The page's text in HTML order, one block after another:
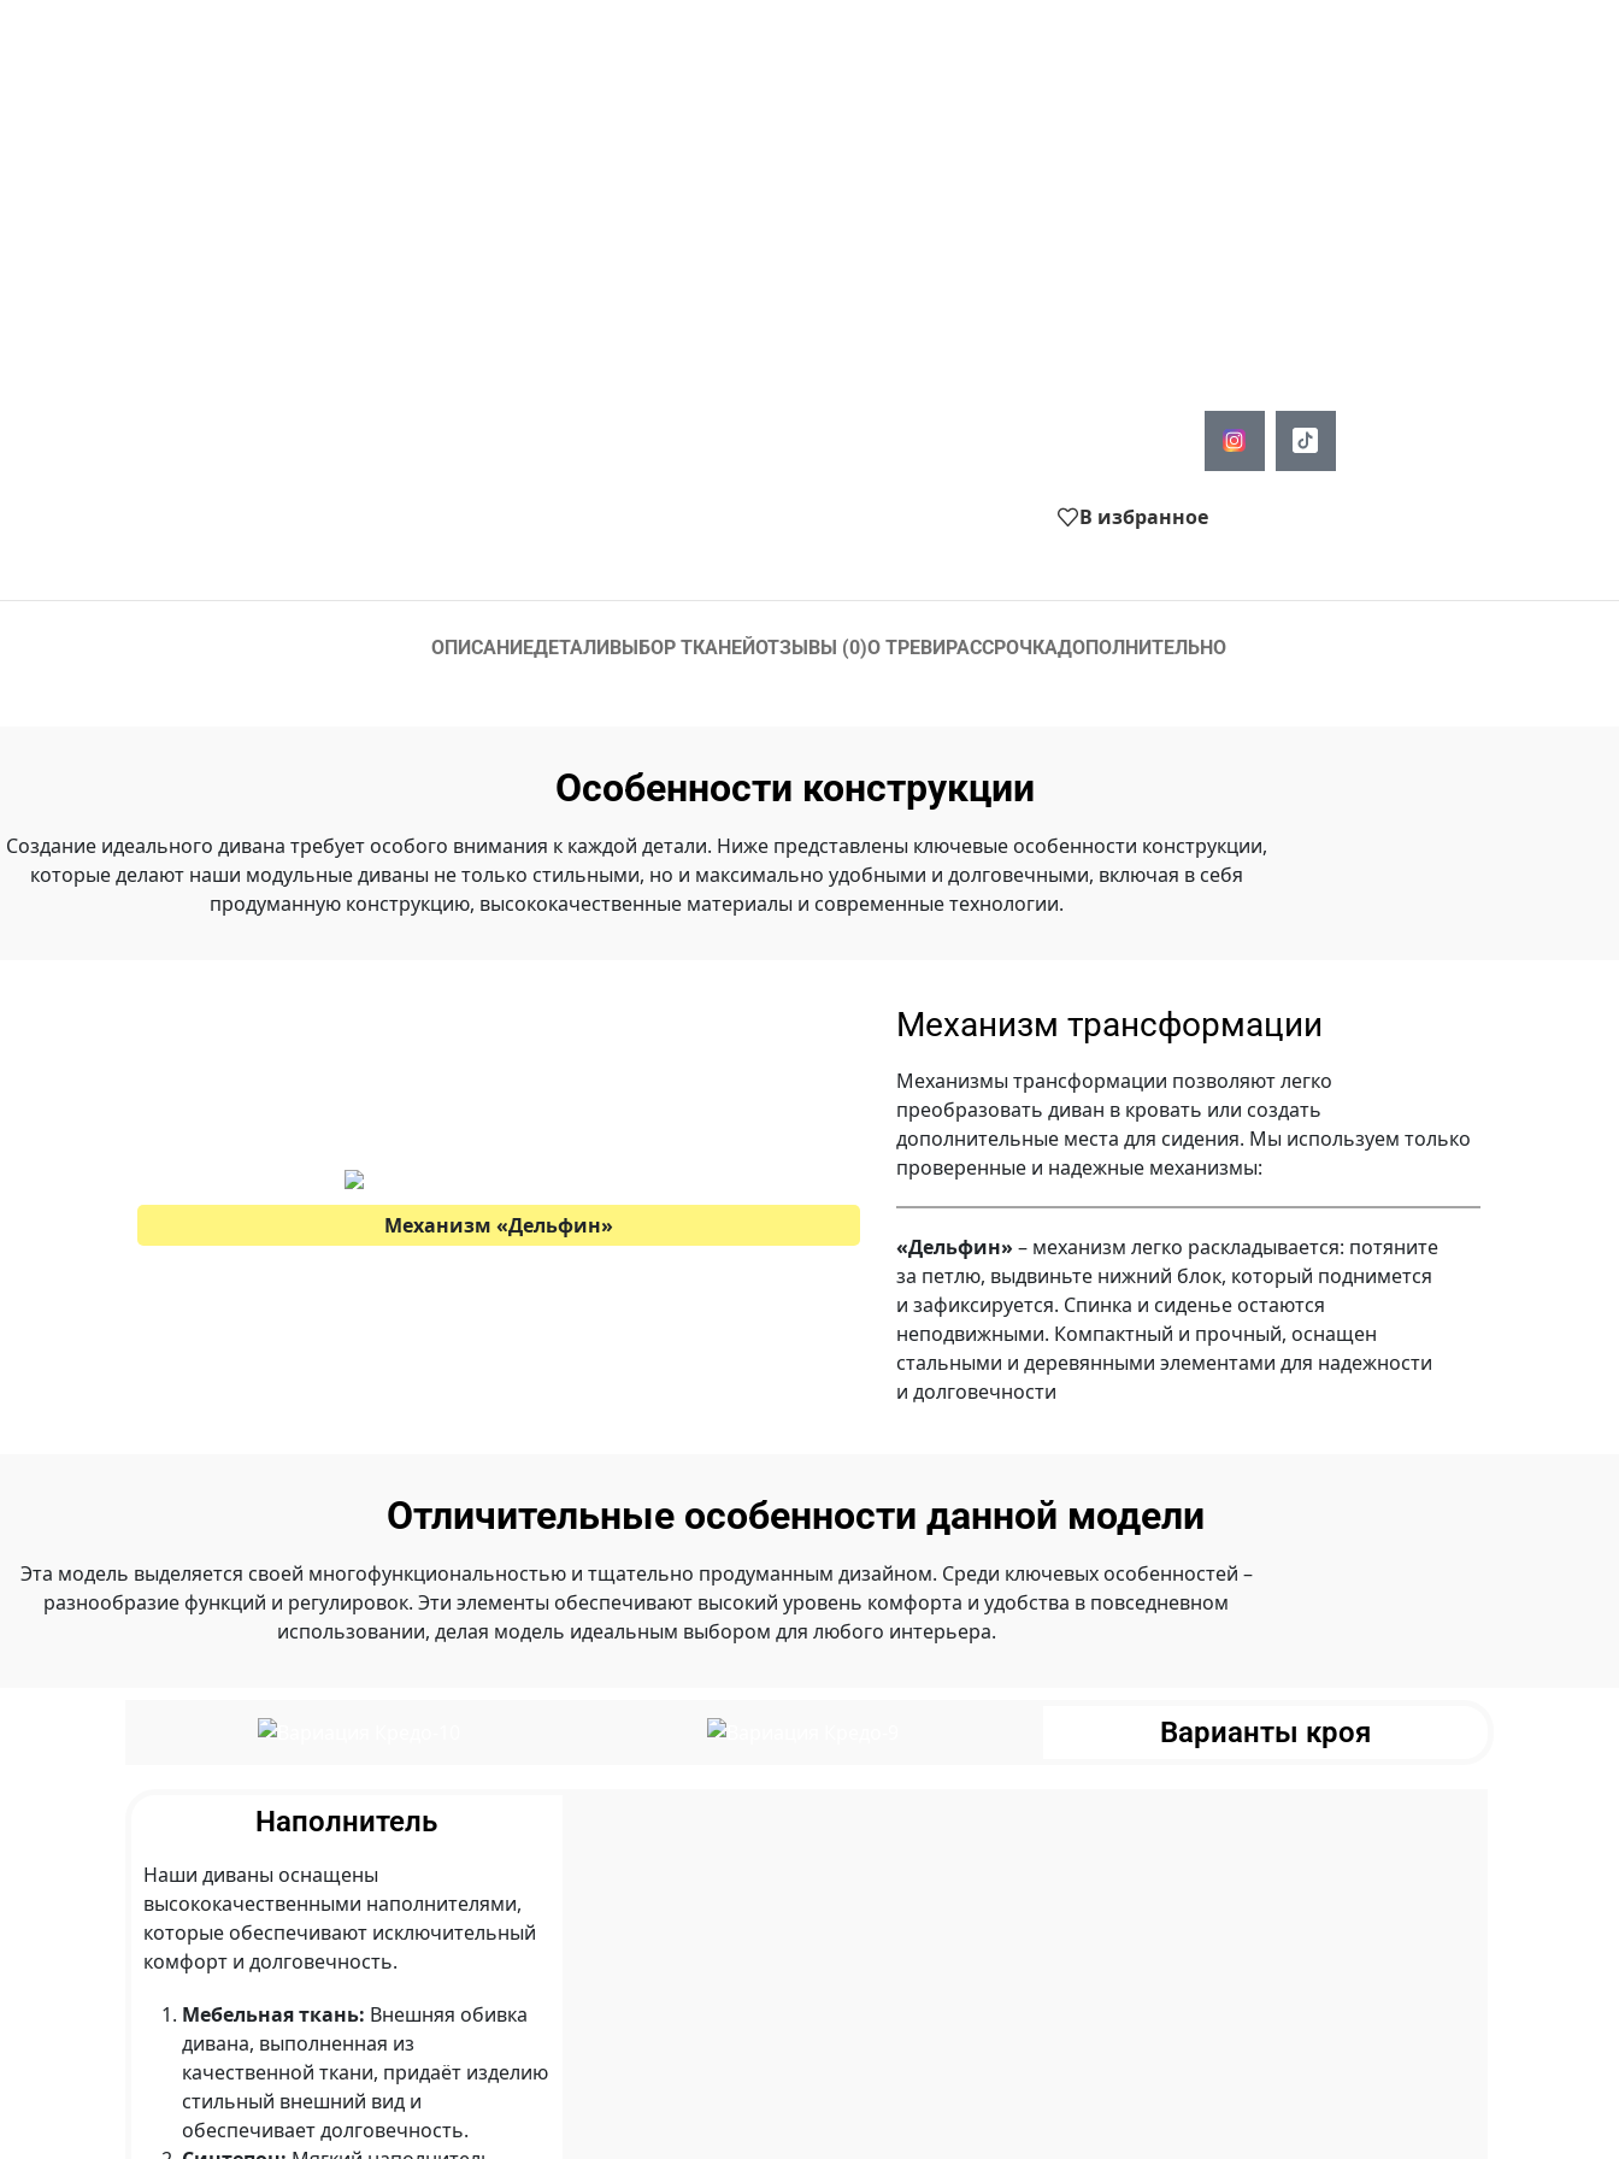
В избранное
ОПИСАНИЕДЕТАЛИВЫБОР ТКАНЕЙОТЗЫВЫ (0)О ТРЕВИРАССРОЧКАДОПОЛНИТЕЛЬНО
Особенности конструкции
Создание идеального дивана требует особого внимания к каждой детали. Ниже представлены ключевые особенности конструкции,
которые делают наши модульные диваны не только стильными, но и максимально удобными и долговечными, включая в себя
продуманную конструкцию, высококачественные материалы и современные технологии.
Механизм«Дельфин»
Механизм трансформации
Механизмы трансформации позволяют легко
преобразовать диван в кровать или создать
дополнительные места для сидения. Мы используем только
проверенные и надежные механизмы:
«Дельфин» – механизм легко раскладывается: потяните
за петлю, выдвиньте нижний блок, который поднимется
и зафиксируется. Спинка и сиденье остаются
неподвижными. Компактный и прочный, оснащен
стальными и деревянными элементами для надежности
и долговечности
Отличительные особенности данной модели
Эта модель выделяется своей многофункциональностью и тщательно продуманным дизайном. Среди ключевых особенностей –
разнообразие функций и регулировок. Эти элементы обеспечивают высокий уровень комфорта и удобства в повседневном
использовании, делая модель идеальным выбором для любого интерьера.
Варианты кроя
Наполнитель
Наши диваны оснащены
высококачественными наполнителями,
которые обеспечивают исключительный
комфорт и долговечность.
Мебельная ткань: Внешняя обивка
дивана, выполненная из
качественной ткани, придаёт изделию
стильный внешний вид и
обеспечивает долговечность.